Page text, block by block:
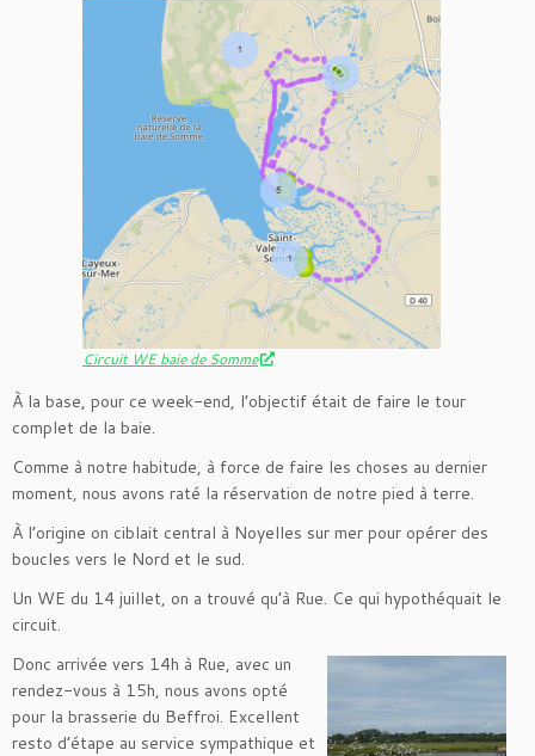
Circuit WE baie de Somme
À la base, pour ce week-end, l’objectif était de faire le tour
complet de la baie.
Comme à notre habitude, à force de faire les choses au dernier
moment, nous avons raté la réservation de notre pied à terre.
À l’origine on ciblait central à Noyelles sur mer pour opérer des
boucles vers le Nord et le sud.
Un WE du 14 juillet, on a trouvé qu’à Rue. Ce qui hypothéquait le
circuit.
Donc arrivée vers 14h à Rue, avec un
rendez-vous à 15h, nous avons opté
pour la brasserie du Beffroi. Excellent
resto d’étape au service sympathique et